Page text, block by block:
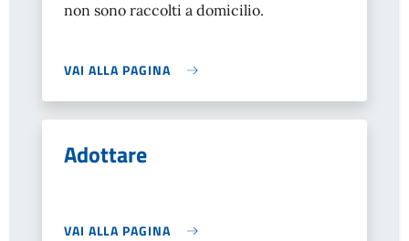
non sono raccolti a domicilio.
VAI ALLA PAGINA
Adottare
VAI ALLA PAGINA